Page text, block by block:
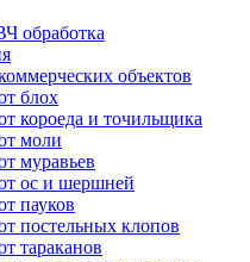
обработка
объектов
блох
короеда и точильщика
моли
муравьев
ос и шершней
пауков
постельных клопов
тараканов